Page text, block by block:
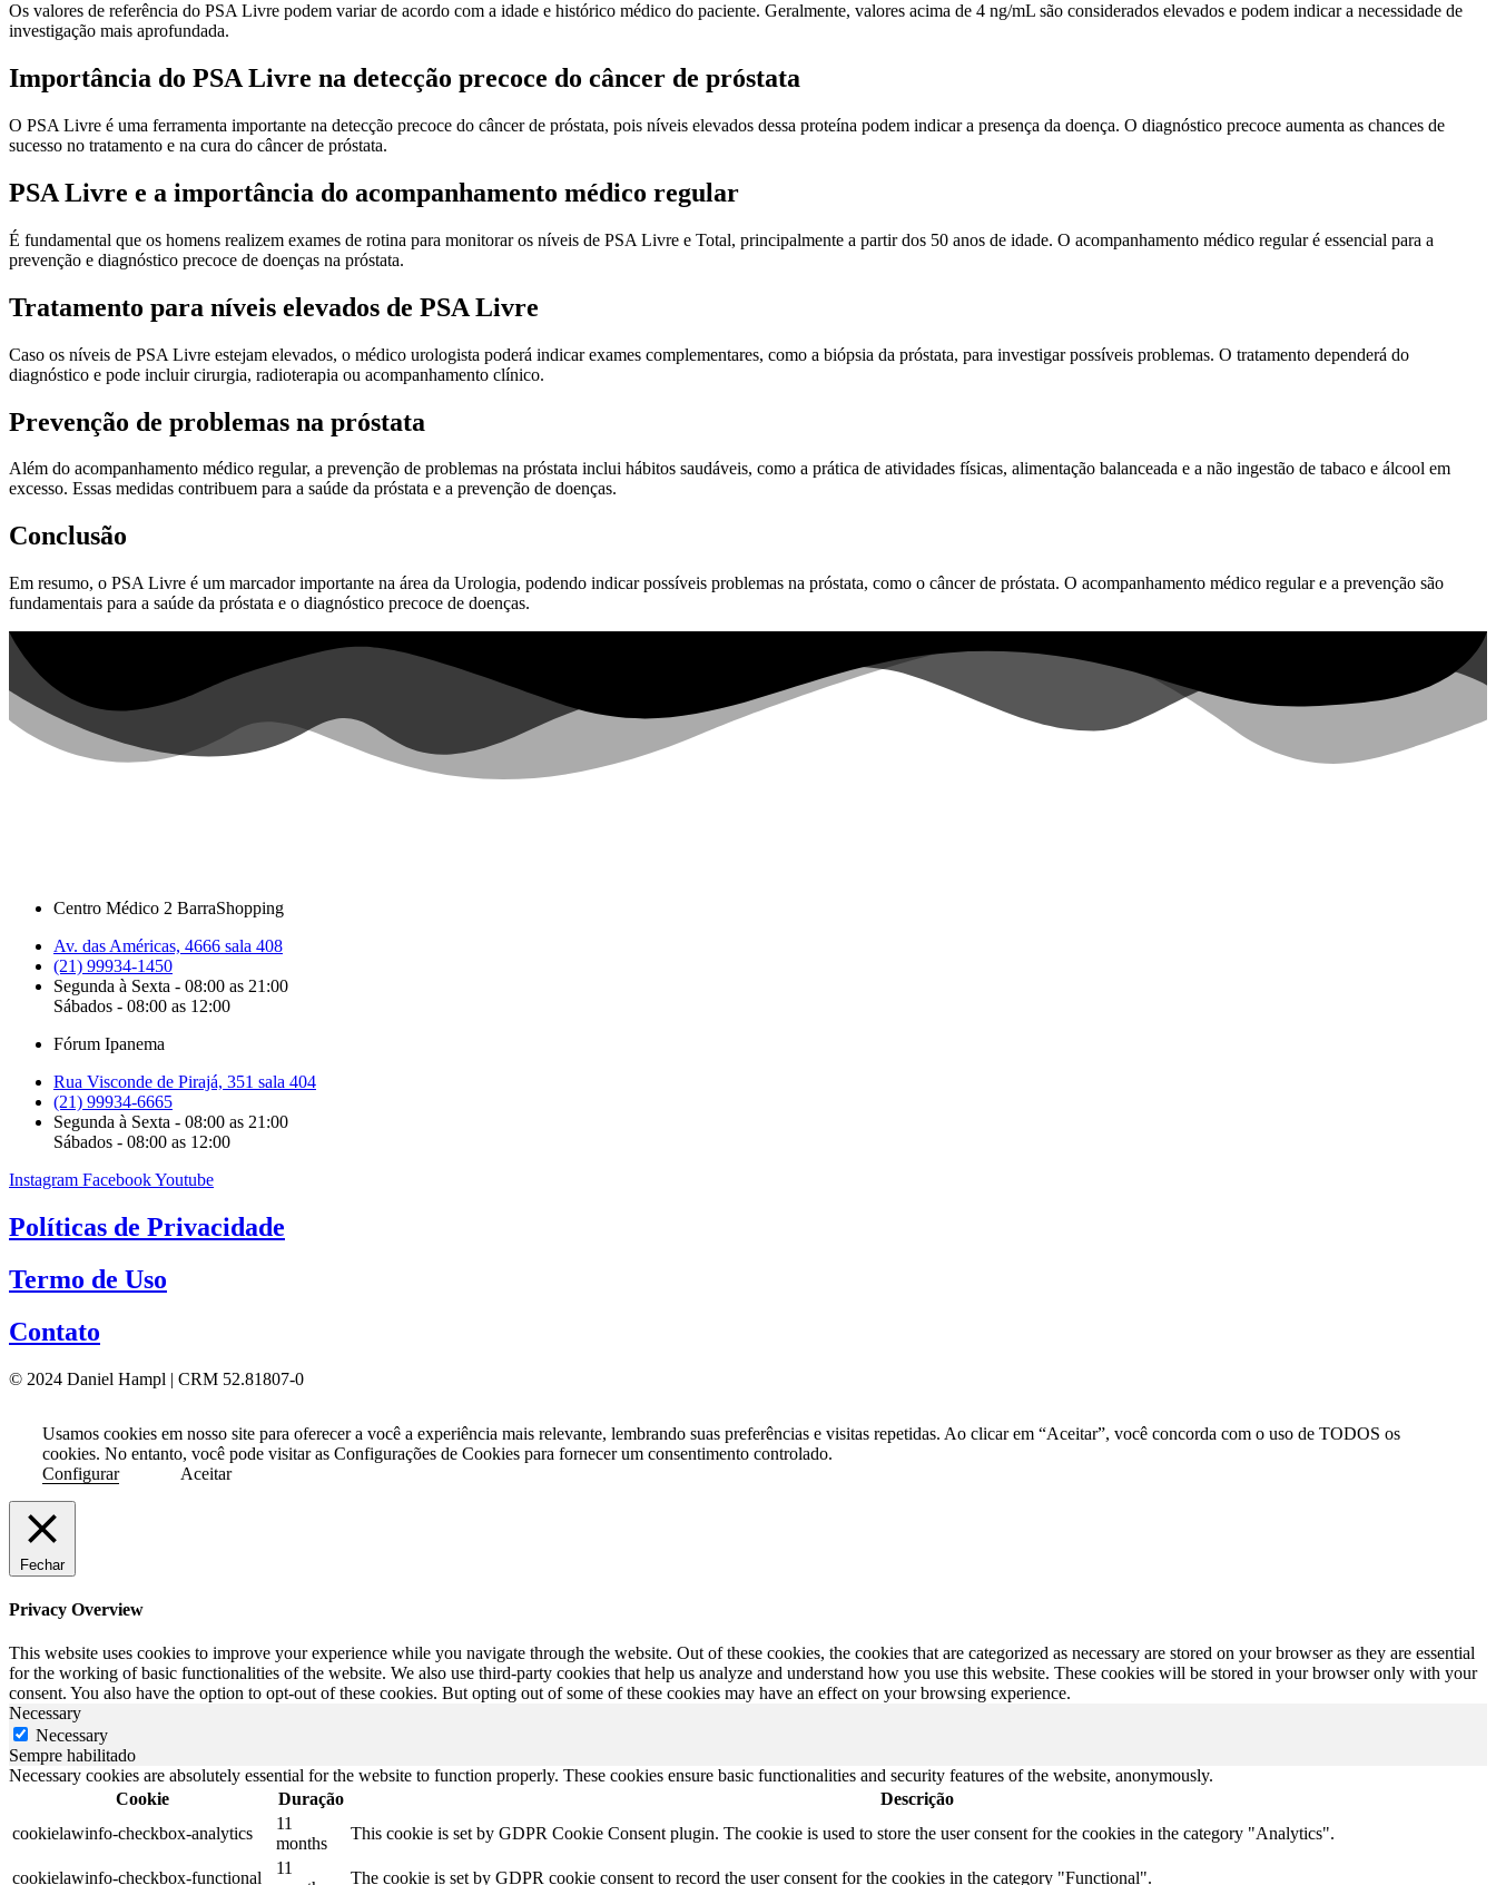
Os valores de referência do PSA Livre podem variar de acordo com a idade e histórico médico do paciente. Geralmente, valores acima de 4 ng/mL são considerados elevados e podem indicar a necessidade de
investigação mais aprofundada.
Importância do PSA Livre na detecção precoce do câncer de próstata
O PSA Livre é uma ferramenta importante na detecção precoce do câncer de próstata, pois níveis elevados dessa proteína podem indicar a presença da doença. O diagnóstico precoce aumenta as chances de
sucesso no tratamento e na cura do câncer de próstata.
PSA Livre e a importância do acompanhamento médico regular
É fundamental que os homens realizem exames de rotina para monitorar os níveis de PSA Livre e Total, principalmente a partir dos 50 anos de idade. O acompanhamento médico regular é essencial para a
prevenção e diagnóstico precoce de doenças na próstata.
Tratamento para níveis elevados de PSA Livre
Caso os níveis de PSA Livre estejam elevados, o médico urologista poderá indicar exames complementares, como a biópsia da próstata, para investigar possíveis problemas. O tratamento dependerá do
diagnóstico e pode incluir cirurgia, radioterapia ou acompanhamento clínico.
Prevenção de problemas na próstata
Além do acompanhamento médico regular, a prevenção de problemas na próstata inclui hábitos saudáveis, como a prática de atividades físicas, alimentação balanceada e a não ingestão de tabaco e álcool em
excesso. Essas medidas contribuem para a saúde da próstata e a prevenção de doenças.
Conclusão
Em resumo, o PSA Livre é um marcador importante na área da Urologia, podendo indicar possíveis problemas na próstata, como o câncer de próstata. O acompanhamento médico regular e a prevenção são
fundamentais para a saúde da próstata e o diagnóstico precoce de doenças.
Centro Médico 2 BarraShopping
Av. das Américas, 4666 sala 408
(21) 99934-1450
Segunda à Sexta - 08:00 as 21:00
Sábados - 08:00 as 12:00
Fórum Ipanema
Rua Visconde de Pirajá, 351 sala 404
(21) 99934-6665
Segunda à Sexta - 08:00 as 21:00
Sábados - 08:00 as 12:00
Instagram FacebookYoutube
Políticas de Privacidade
Termo de Uso
Contato
© 2024 Daniel Hampl | CRM 52.81807-0
Usamos cookies em nosso site para oferecer a você a experiência mais relevante, lembrando suas preferências e visitas repetidas. Ao clicar em “Aceitar”, você concorda com o uso de TODOS os
cookies. No entanto, você pode visitar as Configurações de Cookies para fornecer um consentimento controlado.
Configurar
Aceitar
Fechar
Privacy Overview
This website uses cookies to improve your experience while you navigate through the website. Out of these cookies, the cookies that are categorized as necessary are stored on your browser as they are essential
for the working of basic functionalities of the website. We also use third-party cookies that help us analyze and understand how you use this website. These cookies will be stored in your browser only with your
consent. You also have the option to opt-out of these cookies. But opting out of some of these cookies may have an effect on your browsing experience.
Necessary
Necessary
Sempre habilitado
Necessary cookies are absolutely essential for the website to function properly. These cookies ensure basic functionalities and security features of the website, anonymously.
Cookie
Duração
Descrição
cookielawinfo-checkbox-analytics
11
months
This cookie is set by GDPR Cookie Consent plugin. The cookie is used to store the user consent for the cookies in the category "Analytics".
cookielawinfo-checkbox-functional
11
The cookie is set by GDPR cookie consent to record the user consent for the cookies in the category "Functional".